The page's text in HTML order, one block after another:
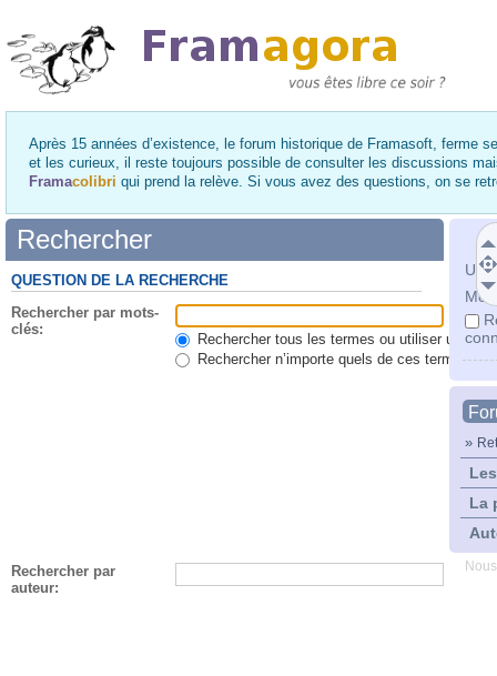
Après 15 années d’existence, le forum historique de Framasoft, ferme
et les curieux, il reste toujours possible de consulter les discussions
Framacolibri qui prend la relève. Si vous avez des questions, on se
Mot
»
La
Rechercher
QUESTION DE LA RECHERCHE
Rechercher par mots-
clés:
Rechercher tous les termes ou utiliser une
Rechercher n’importe quels de ces termes
Rechercher par
auteur: